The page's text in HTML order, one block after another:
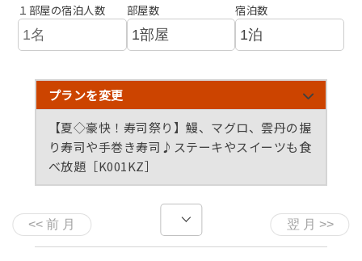
１部屋の宿泊人数 部屋数 宿泊数
プランを変更
【夏◇豪快！寿司祭り】鰻、マグロ、雲丹の握
り寿司や手巻き寿司♪ステーキやスイーツも食
べ放題［K001KZ］